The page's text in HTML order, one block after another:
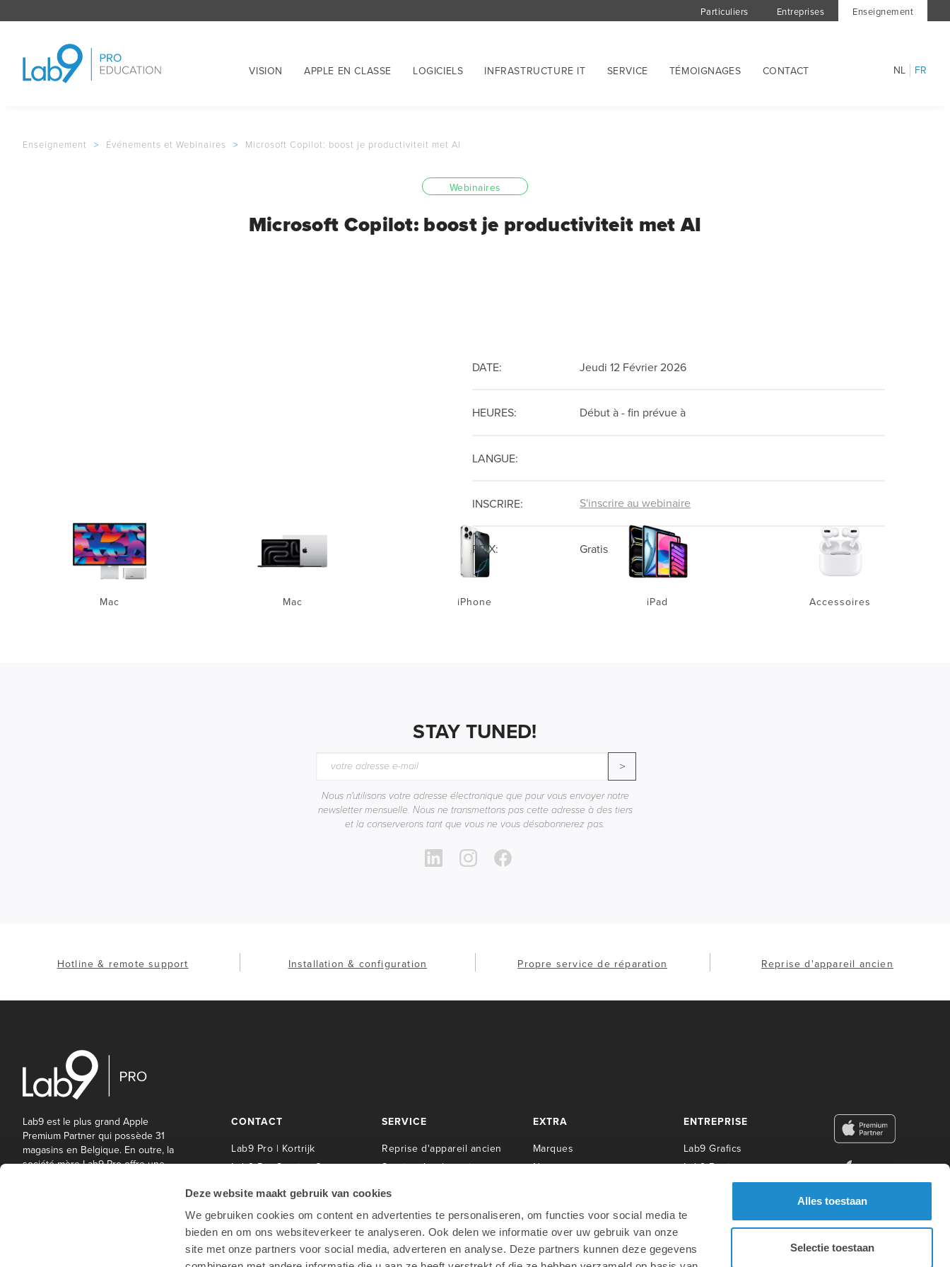
Deze website maakt gebruik van cookies
We gebruiken cookies om content en advertenties te personaliseren, om functies voor social media te
bieden en om ons websiteverkeer te analyseren. Ook delen we informatie over uw gebruik van onze
site met onze partners voor social media, adverteren en analyse. Deze partners kunnen deze gegevens
Alles toestaan
Selectie toestaan
Particuliers Entreprises Enseignement
VISION APPLE EN CLASSE LOGICIELS INFRASTRUCTURE IT SERVICE TÉMOIGNAGES CONTACT NL FR
Enseignement > Événements et Webinaires > Microsoft Copilot: boost je productiviteit met AI
Webinaires
Microsoft Copilot: boost je productiviteit met AI
DATE: Jeudi 12 Février 2026
HEURES: Début à- fin prévue à​​​​​​​
LANGUE:
INSCRIRE: S'inscrire au webinaire
PRIX: Gratis
Mac Mac iPhone iPad Accessoires
STAY TUNED!
>
Nous n'utilisons votre adresse électronique que pour vous envoyer notre
newsletter mensuelle. Nous ne transmettons pas cette adresse à des tiers
et la conserverons tant que vous ne vous désabonnerez pas.
Hotline & remote support Installation & configuration Propre service de réparation Reprise d'appareil ancien
Lab9 est le plus grand Apple
Premium Partner qui possède 31
magasins en Belgique. En outre, la
société mère Lab9 Pro offre une
CONTACT
Lab9 Pro | Kortrijk
Lab9 Pro Service Center
Lab9 Pro | Hasselt
Lab9 Pro | Antwerpen
Lab9 Pro | Waterloo
Lab9 magasins
SERVICE
Reprise d'appareil ancien
Service de réparation
Formation
Apple Financial Services
Teamviewer
EXTRA
Marques
Newsroom
Travailler chez Lab9
ENTREPRISE
Lab9 Grafics
Lab9 Business
Lab9 Construct
Lab9 Academy
ÉDUCATION